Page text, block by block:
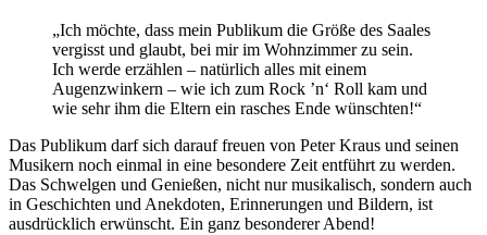
„Ich möchte, dass mein Publikum die Größe des Saales
vergisst und glaubt, bei mir im Wohnzimmer zu sein.
Ich werde erzählen – natürlich alles mit einem
Augenzwinkern – wie ich zum Rock ’n‘ Roll kam und
wie sehr ihm die Eltern ein rasches Ende wünschten!“
Das Publikum darf sich darauf freuen von Peter Kraus und seinen
Musikern noch einmal in eine besondere Zeit entführt zu werden.
Das Schwelgen und Genießen, nicht nur musikalisch, sondern auch
in Geschichten und Anekdoten, Erinnerungen und Bildern, ist
ausdrücklich erwünscht. Ein ganz besonderer Abend!